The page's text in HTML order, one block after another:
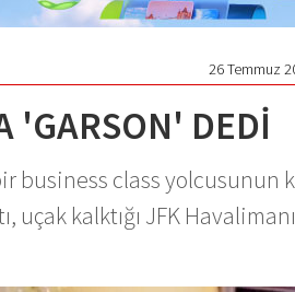
26 Temmuz
'GARSON' DEDİ
business class yolcusunun
uçak kalktığı JFK